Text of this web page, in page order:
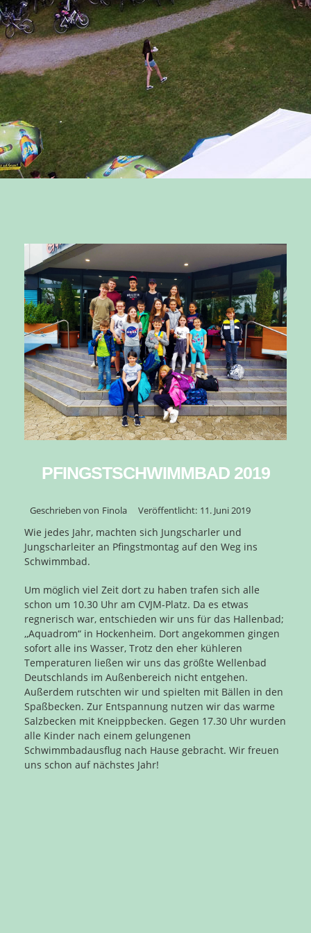
PFINGSTSCHWIMMBAD 2019
Geschrieben von Finola Veröffentlicht: 11. Juni 2019
Wie jedes Jahr, machten sich Jungscharler und
Jungscharleiter an Pfingstmontag auf den Weg ins
Schwimmbad.
Um möglich viel Zeit dort zu haben trafen sich alle
schon um 10.30 Uhr am CVJM-Platz. Da es etwas
regnerisch war, entschieden wir uns für das Hallenbad;
,,Aquadrom“ in Hockenheim. Dort angekommen gingen
sofort alle ins Wasser, Trotz den eher kühleren
Temperaturen ließen wir uns das größte Wellenbad
Deutschlands im Außenbereich nicht entgehen.
Außerdem rutschten wir und spielten mit Bällen in den
Spaßbecken. Zur Entspannung nutzen wir das warme
Salzbecken mit Kneippbecken. Gegen 17.30 Uhr wurden
alle Kinder nach einem gelungenen
Schwimmbadausflug nach Hause gebracht. Wir freuen
uns schon auf nächstes Jahr!